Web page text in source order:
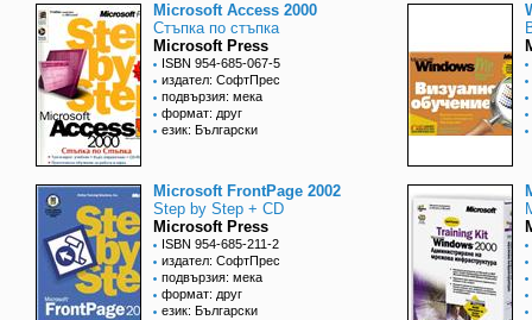
Microsoft Access 2000
Стъпка по стъпка
Microsoft Press
ISBN 954-685-067-5
издател: СофтПрес
подвързия: мека
формат: друг
език: Български
Microsoft FrontPage 2002
Step by Step + CD
Microsoft Press
ISBN 954-685-211-2
издател: СофтПрес
подвързия: мека
формат: друг
език: Български